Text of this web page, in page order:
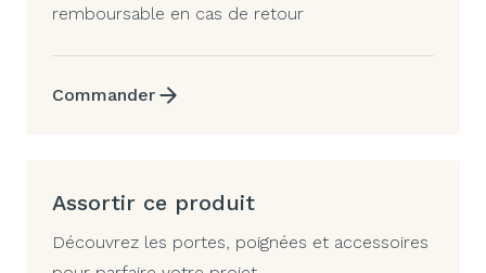
remboursable en cas de retour
Commander
Assortir ce produit
Découvrez les portes, poignées et accessoires